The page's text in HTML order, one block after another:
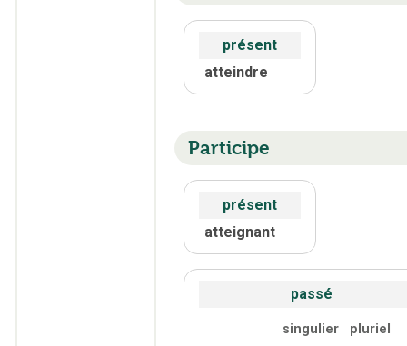
présent
atteindre
Participe
présent
atteignant
passé
singulier
pluriel